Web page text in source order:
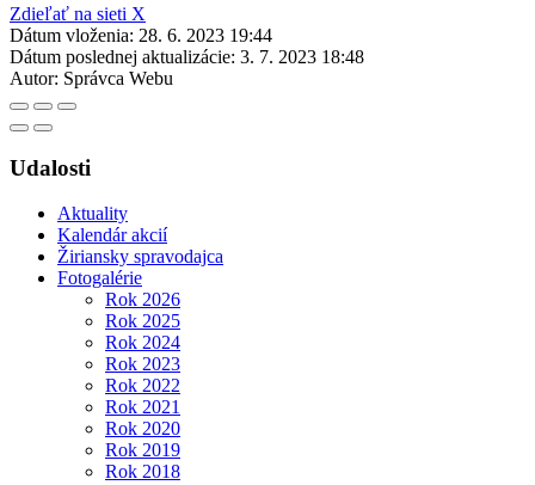
Zdieľať na sieti X
Dátum vloženia: 28. 6. 2023 19:44
Dátum poslednej aktualizácie: 3. 7. 2023 18:48
Autor: Správca Webu
Udalosti
Aktuality
Kalendár akcií
Žiriansky spravodajca
Fotogalérie
Rok 2026
Rok 2025
Rok 2024
Rok 2023
Rok 2022
Rok 2021
Rok 2020
Rok 2019
Rok 2018